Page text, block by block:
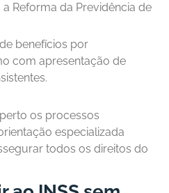
Reforma da Previdência de
benefícios por
com apresentação de
os processos
especializada
todos os direitos do